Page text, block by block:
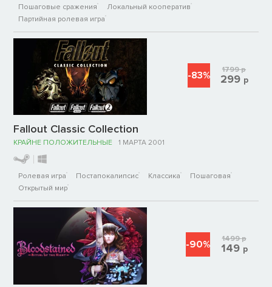
Пошаговые сражения
Локальный кооператив
Партийная ролевая игра
Fallout Classic Collection
КРАЙНЕ ПОЛОЖИТЕЛЬНЫЕ 1 МАРТА 2001
Ролевая игра Постапокалипсис Классика
Пошаговая
Открытый мир
-83% 1799р
299 р
-90% 1499р
149 р